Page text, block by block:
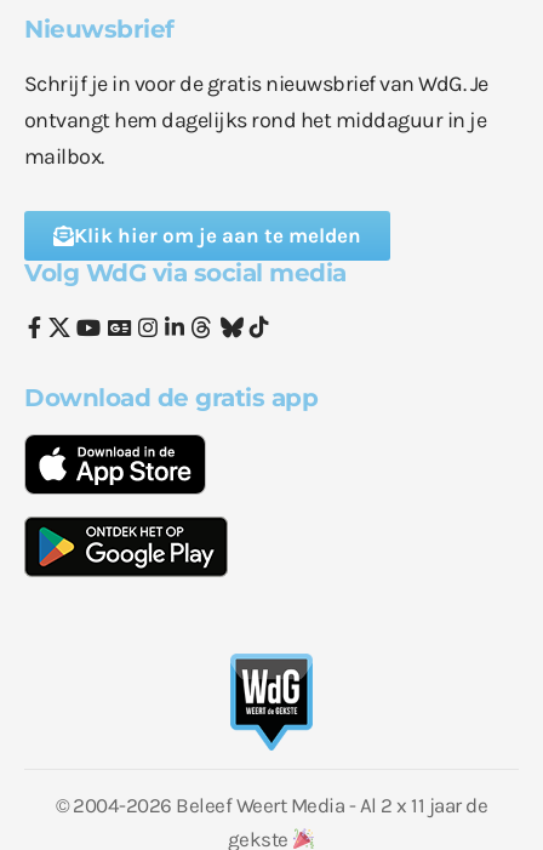
Nieuwsbrief
Schrijf je in voor de gratis nieuwsbrief van WdG. Je
ontvangt hem dagelijks rond het middaguur in je
mailbox.
Klik hier om je aan te melden
Volg WdG via social media
Download de gratis app
© 2004-2026 Beleef Weert Media - Al 2 x 11 jaar de
gekste